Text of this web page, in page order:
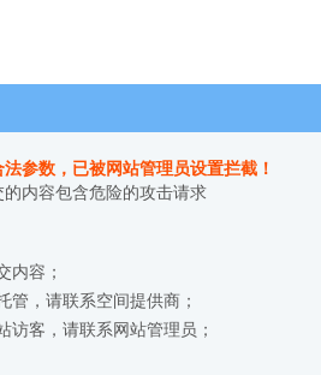
参数，已被网站管理员设置拦截！
内容包含危险的攻击请求
内容；
管，请联系空间提供商；
访客，请联系网站管理员；